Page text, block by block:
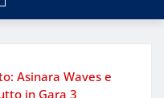
Asinara Waves e
in Gara 3